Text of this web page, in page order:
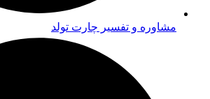
مشاوره و تفسیر چارت تولد